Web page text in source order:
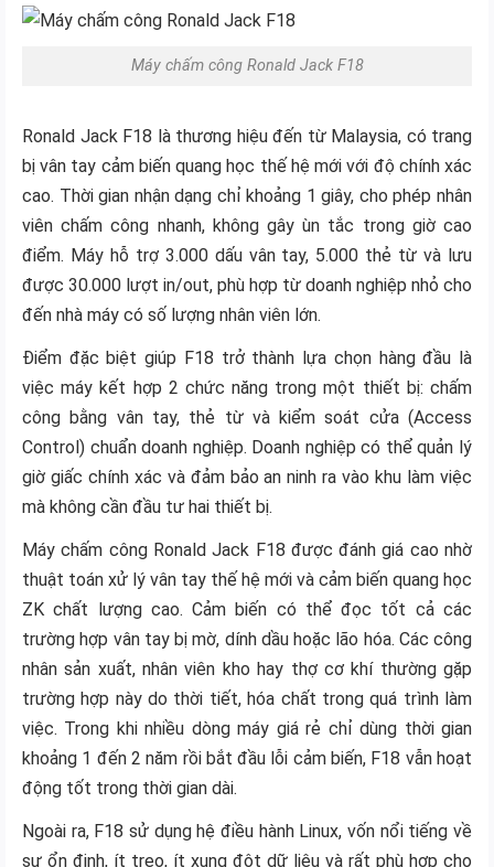
Máy chấm công Ronald Jack F18
Ronald Jack F18 là thương hiệu đến từ Malaysia, có trang
bị vân tay cảm biến quang học thế hệ mới với độ chính xác
cao. Thời gian nhận dạng chỉ khoảng 1 giây, cho phép nhân
viên chấm công nhanh, không gây ùn tắc trong giờ cao
điểm. Máy hỗ trợ 3.000 dấu vân tay, 5.000 thẻ từ và lưu
được 30.000 lượt in/out, phù hợp từ doanh nghiệp nhỏ cho
đến nhà máy có số lượng nhân viên lớn.
Điểm đặc biệt giúp F18 trở thành lựa chọn hàng đầu là
việc máy kết hợp 2 chức năng trong một thiết bị: chấm
công bằng vân tay, thẻ từ và kiểm soát cửa (Access
Control) chuẩn doanh nghiệp. Doanh nghiệp có thể quản lý
giờ giấc chính xác và đảm bảo an ninh ra vào khu làm việc
mà không cần đầu tư hai thiết bị.
Máy chấm công Ronald Jack F18 được đánh giá cao nhờ
thuật toán xử lý vân tay thế hệ mới và cảm biến quang học
ZK chất lượng cao. Cảm biến có thể đọc tốt cả các
trường hợp vân tay bị mờ, dính dầu hoặc lão hóa. Các công
nhân sản xuất, nhân viên kho hay thợ cơ khí thường gặp
trường hợp này do thời tiết, hóa chất trong quá trình làm
việc. Trong khi nhiều dòng máy giá rẻ chỉ dùng thời gian
khoảng 1 đến 2 năm rồi bắt đầu lỗi cảm biến, F18 vẫn hoạt
động tốt trong thời gian dài.
Ngoài ra, F18 sử dụng hệ điều hành Linux, vốn nổi tiếng về
sự ổn định, ít treo, ít xung đột dữ liệu và rất phù hợp cho